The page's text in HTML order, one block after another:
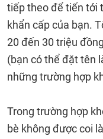
tiếp theo để tiến tới
khẩn cấp của bạn.
20 đến 30 triệu
(bạn có thể đặt tên
những trường hợp
Trong trường hợp
bè không được coi